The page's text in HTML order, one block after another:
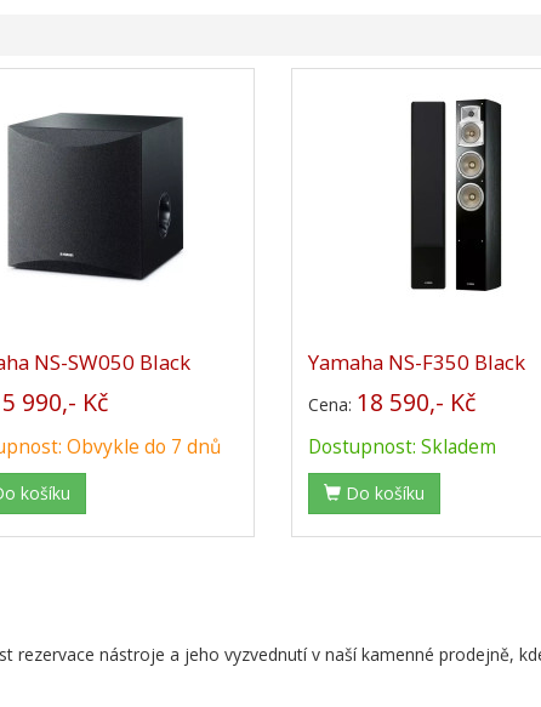
NS-SW050 Black
5 990,- Kč
Obvykle do 7 dnů
košíku
Yamaha NS-F350 Black
Cena: 18 590,- Kč
Dostupnost: Skladem
Do košíku
rezervace nástroje a jeho vyzvednutí v naší kamenné prodejně,